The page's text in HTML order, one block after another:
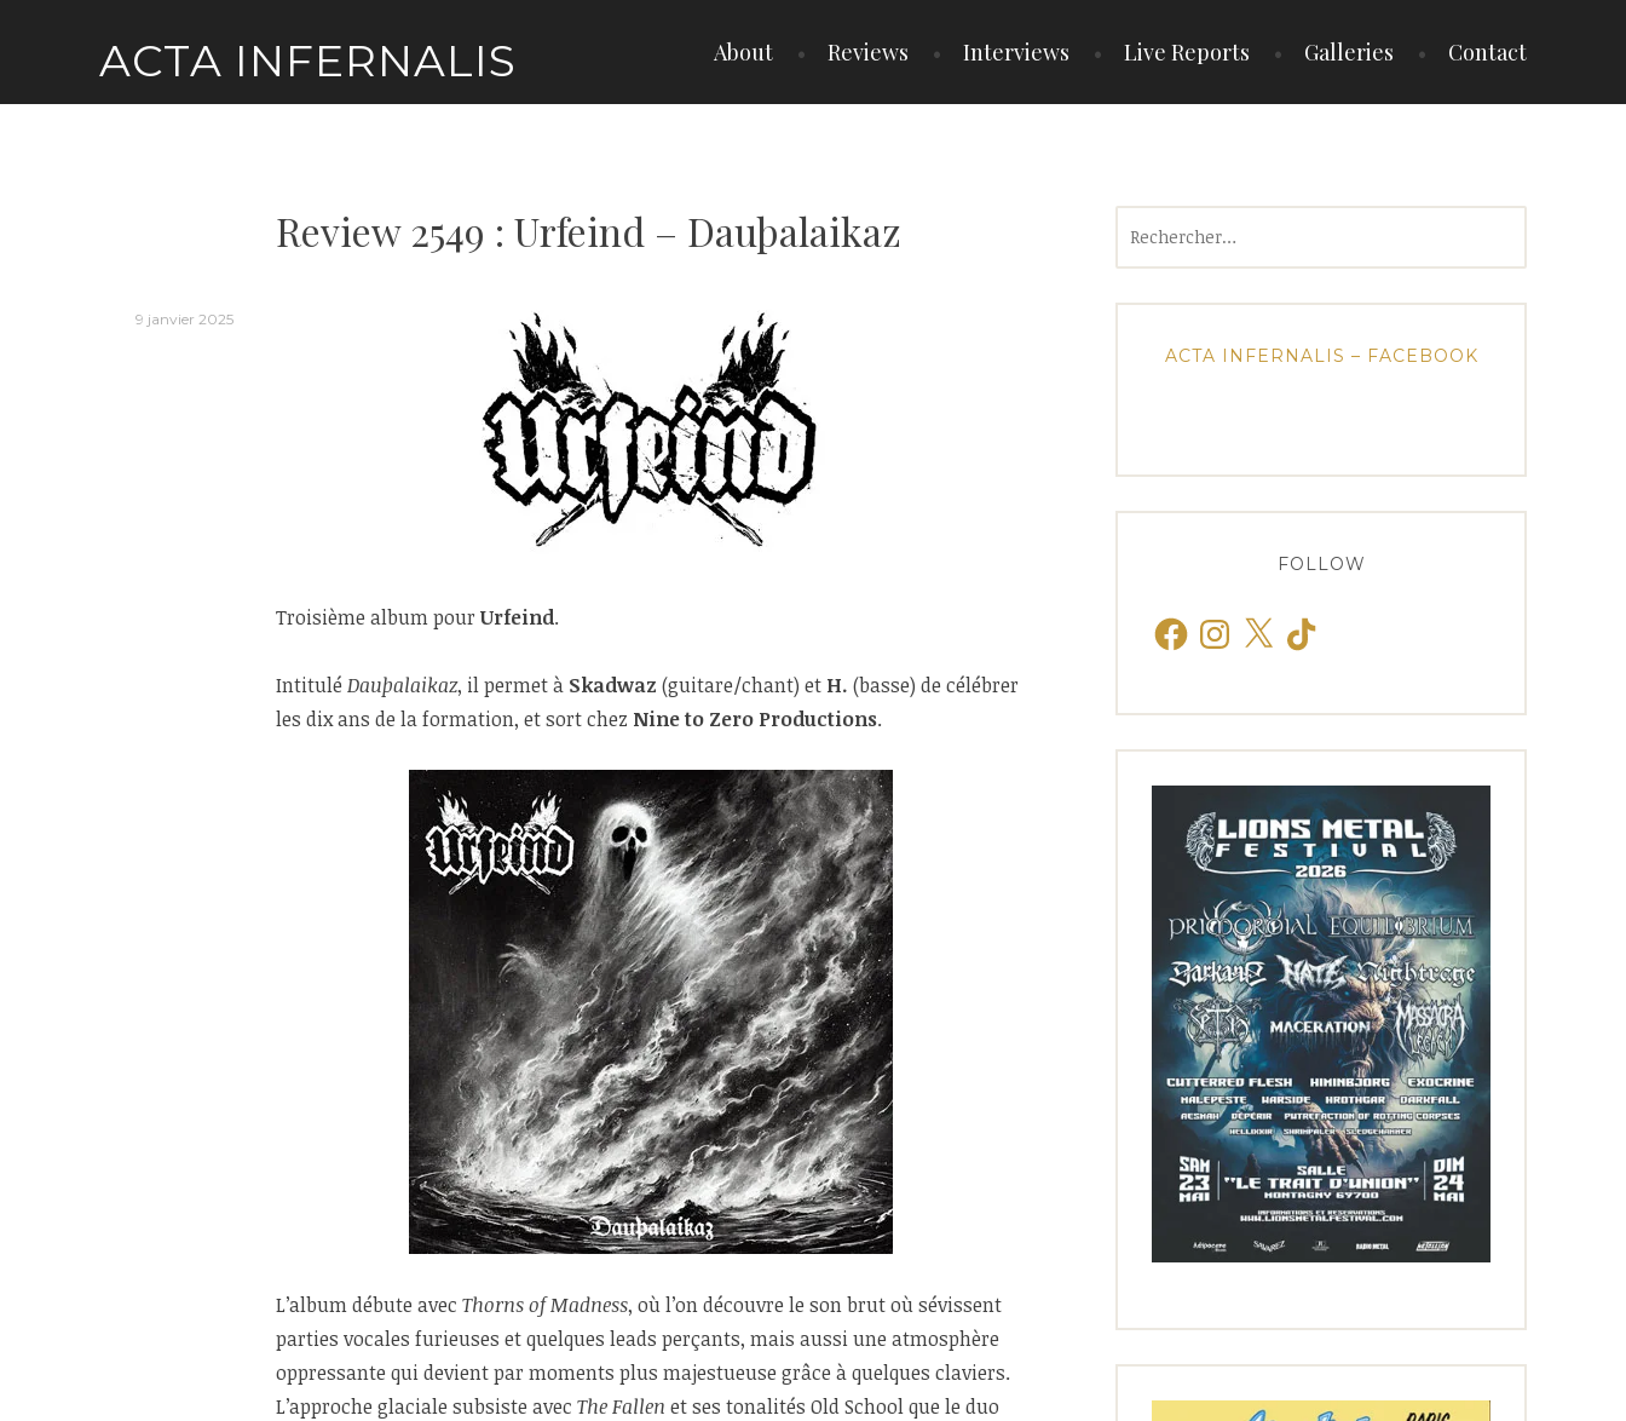
ACTA INFERNALIS About Reviews Interviews Live Reports Galleries Contact
Review 2549 : Urfeind – Dauþalaikaz
9 janvier 2025
Troisième album pour Urfeind.
Intitulé Dauþalaikaz, il permet à Skadwaz (guitare/chant) et H. (basse) de célébrer
les dix ans de la formation, et sort chez Nine to Zero Productions.
L’album débute avec Thorns of Madness, où l’on découvre le son brut où sévissent
parties vocales furieuses et quelques leads perçants, mais aussi une atmosphère
oppressante qui devient par moments plus majestueuse grâce à quelques claviers.
L’approche glaciale subsiste avec The Fallen et ses tonalités Old School que le duo
ACTA INFERNALIS – FACEBOOK
FOLLOW
FacebookInstagram
X TikTok